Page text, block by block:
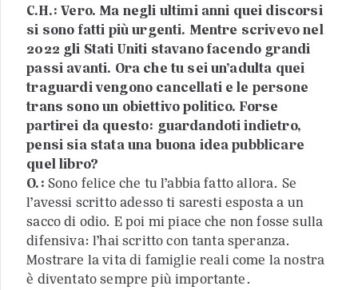
C.H.: Vero. Ma negli ultimi anni quei discorsi
si sono fatti più urgenti. Mentre scrivevo nel
2022 gli Stati Uniti stavano facendo grandi
passi avanti. Ora che tu sei un’adulta quei
traguardi vengono cancellati e le persone
trans sono un obiettivo politico. Forse
partirei da questo: guardandoti indietro,
pensi sia stata una buona idea pubblicare
quel libro?
O.: Sono felice che tu l’abbia fatto allora. Se
l’avessi scritto adesso ti saresti esposta a un
sacco di odio. E poi mi piace che non fosse sulla
difensiva: l’hai scritto con tanta speranza.
Mostrare la vita di famiglie reali come la nostra
è diventato sempre più importante.